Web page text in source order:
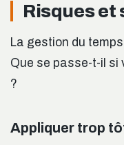
Risques et
La gestion du
Que se passe-t-il si
?
Appliquer trop